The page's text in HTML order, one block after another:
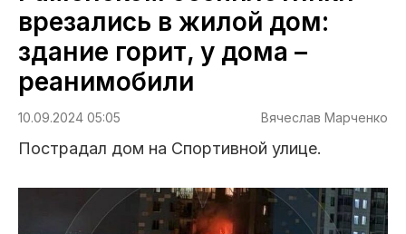
врезались в жилой дом:
здание горит, у дома –
реанимобили
10.09.2024 05:05 Вячеслав Марченко
Пострадал дом на Спортивной улице.